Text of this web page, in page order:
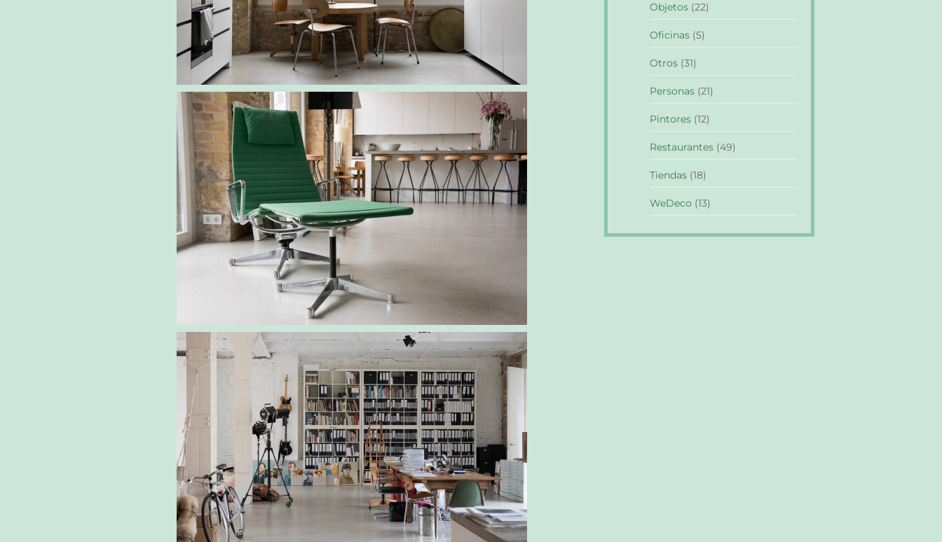
Objetos (22)
Oficinas (5)
Otros (31)
Personas (21)
Pintores (12)
Restaurantes (49)
Tiendas (18)
WeDeco (13)